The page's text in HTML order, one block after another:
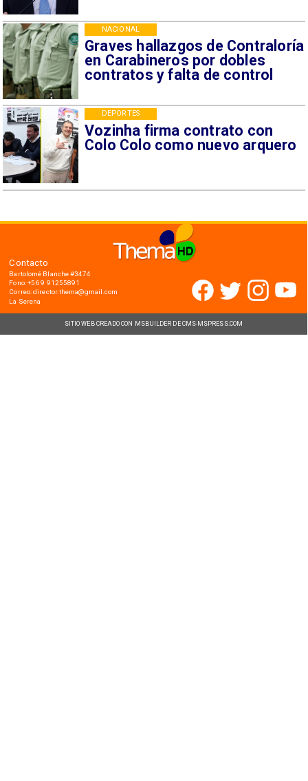
Graves hallazgos de Contraloría
en Carabineros por dobles
contratos y falta de control
NACIONAL
Vozinha firma contrato con
Colo Colo como nuevo arquero
DEPORTES
SITIO WEB CREADO CON MSBUILDER DE CMS-MSPRESS.COM
Contacto
Bartolomé Blanche #3474
Fono: +56 9 91255891
Correo: director.thema@gmail.com
La Serena